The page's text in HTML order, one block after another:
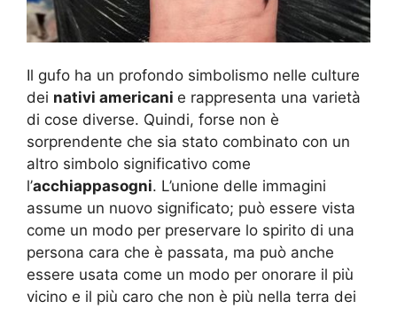
Il gufo ha un profondo simbolismo nelle culture
dei nativi americani e rappresenta una varietà
di cose diverse. Quindi, forse non è
sorprendente che sia stato combinato con un
altro simbolo significativo come
l’acchiappasogni. L’unione delle immagini
assume un nuovo significato; può essere vista
come un modo per preservare lo spirito di una
persona cara che è passata, ma può anche
essere usata come un modo per onorare il più
vicino e il più caro che non è più nella terra dei